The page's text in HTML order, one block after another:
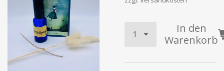
In den
Warenkorb